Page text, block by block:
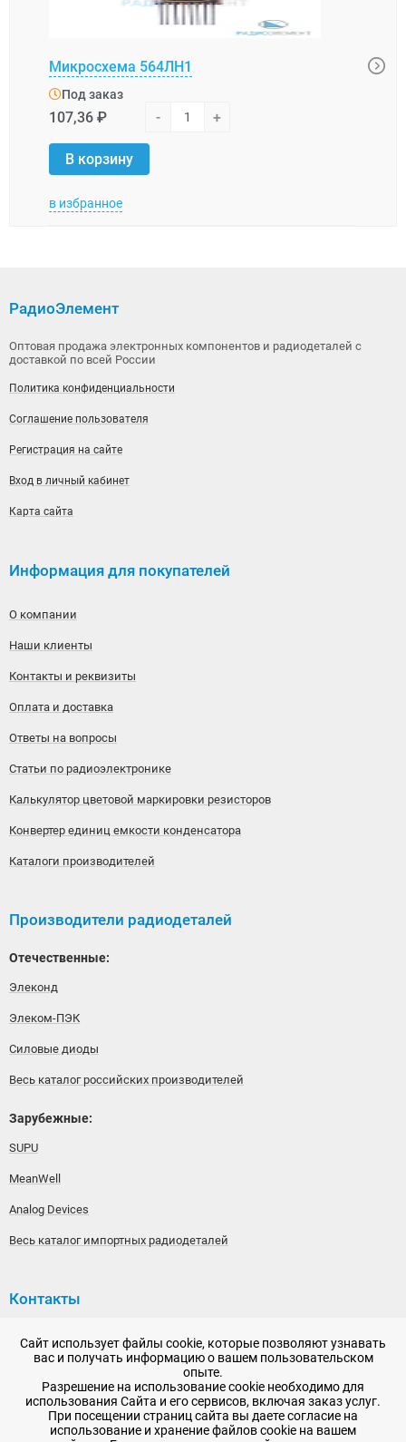
Микросхема 564ЛН1
Под заказ
107,36 ₽ - +
В корзину
в избранное
РадиоЭлемент
Оптовая продажа электронных компонентов и радиодеталей с
доставкой по всей России
Политика конфиденциальности
Соглашение пользователя
Регистрация на сайте
Вход в личный кабинет
Карта сайта
Информация для покупателей
О компании
Наши клиенты
Контакты и реквизиты
Оплата и доставка
Ответы на вопросы
Статьи по радиоэлектронике
Калькулятор цветовой маркировки резисторов
Конвертер единиц емкости конденсатора
Каталоги производителей
Производители радиодеталей
Отечественные:
Элеконд
Элеком-ПЭК
Силовые диоды
Весь каталог российских производителей
Зарубежные:
SUPU
MeanWell
Analog Devices
Весь каталог импортных радиодеталей
Контакты
192148, г. Санкт-Петербург, Железнодорожный проспект,
дом 36
+7 (812) 565-06-52
Время работы: пн-пт, 10:00 - 18:00
Сайт использует файлы cookie, которые позволяют узнавать
вас и получать информацию о вашем пользовательском
опыте.
Разрешение на использование cookie необходимо для
использования Сайта и его сервисов, включая заказ услуг.
При посещении страниц сайта вы даете согласие на
использование и хранение файлов cookie на вашем